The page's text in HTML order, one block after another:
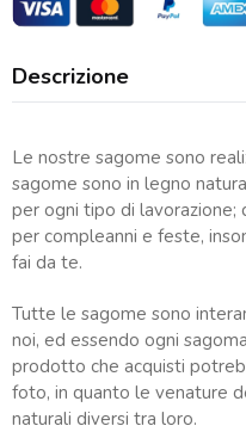
Descrizione
Le nostre sagome sono
sagome sono in legno
per ogni tipo di lavorazione;
per compleanni e feste,
fai da te.
Tutte le sagome sono
noi, ed essendo ogni
prodotto che acquisti
foto, in quanto le venature
naturali diversi tra loro.